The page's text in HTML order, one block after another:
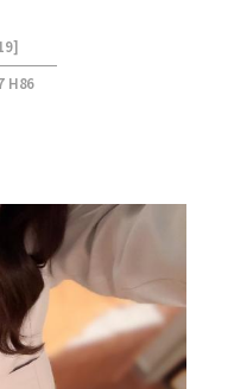
H86